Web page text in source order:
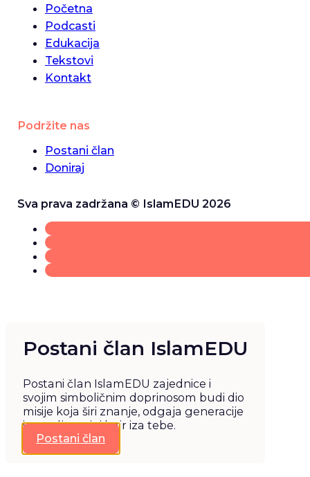
Početna
Podcasti
Edukacija
Tekstovi
Kontakt
Podržite nas
Postani član
Doniraj
Sva prava zadržana © IslamEDU 2026
Postani član IslamEDU
Postani član IslamEDU zajednice i
svojim simboličnim doprinosom budi dio
misije koja širi znanje, odgaja generacije
i ostavlja trajni hajr iza tebe.
Postani član